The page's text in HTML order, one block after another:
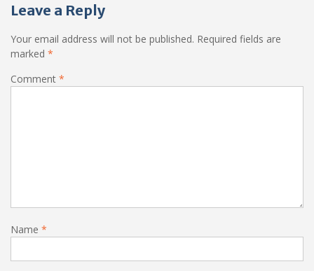
Leave a Reply
Your email address will not be published. Required fields are
marked *
Comment *
Name *